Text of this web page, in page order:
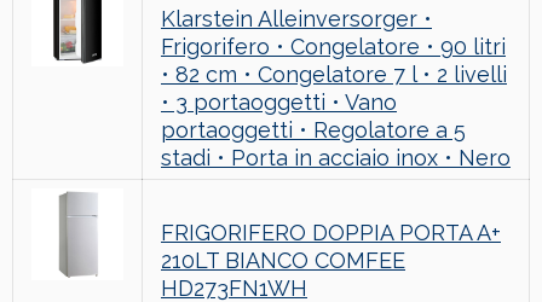
Klarstein Alleinversorger •
Frigorifero • Congelatore • 90 litri
• 82 cm • Congelatore 7 l • 2 livelli
• 3 portaoggetti • Vano
portaoggetti • Regolatore a 5
stadi • Porta in acciaio inox • Nero
FRIGORIFERO DOPPIA PORTA A+
210LT BIANCO COMFEE
HD273FN1WH